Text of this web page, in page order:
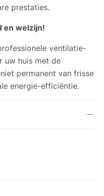
prestaties.
en welzijn!
ventilatie-
uw huis met de
permanent van frisse
energie-efficiëntie.